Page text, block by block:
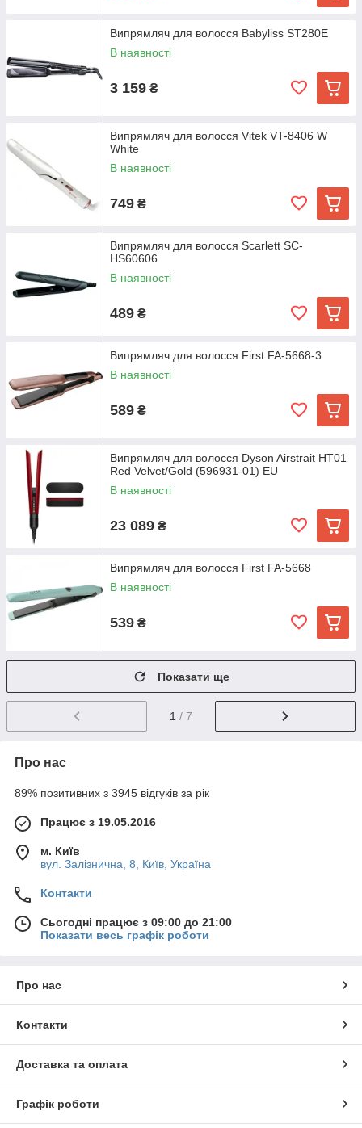
Випрямляч для волосся Babyliss ST280E
В наявності
3 159 ₴
Випрямляч для волосся Vitek VT-8406 W
White
В наявності
749 ₴
Випрямляч для волосся Scarlett SC-
HS60606
В наявності
489 ₴
Випрямляч для волосся First FA-5668-3
В наявності
589 ₴
Випрямляч для волосся Dyson Airstrait HT01
Red Velvet/Gold (596931-01) EU
В наявності
23 089 ₴
Випрямляч для волосся First FA-5668
В наявності
539 ₴
Показати ще
1 / 7
Про нас
89% позитивних з 3945 відгуків за рік
Працює з 19.05.2016
м. Київ
вул. Залізнична, 8, Київ, Україна
Контакти
Сьогодні працює з 09:00 до 21:00
Показати весь графік роботи
Про нас
Контакти
Доставка та оплата
Графік роботи